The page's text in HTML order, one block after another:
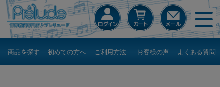
商品を探す 初めての方へ ご利用方法 お客様の声 よくある質問